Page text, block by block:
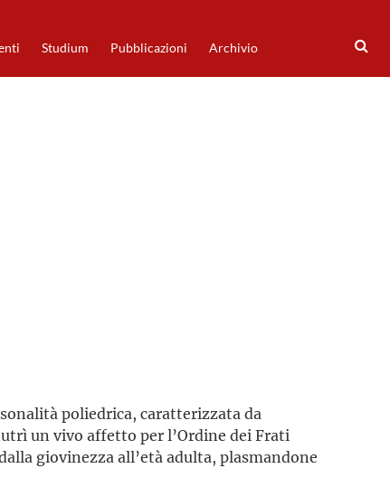
Studium Pubblicazioni Archivio
poliedrica, caratterizzata da
un vivo affetto per l’Ordine dei Frati
giovinezza all’età adulta, plasmandone